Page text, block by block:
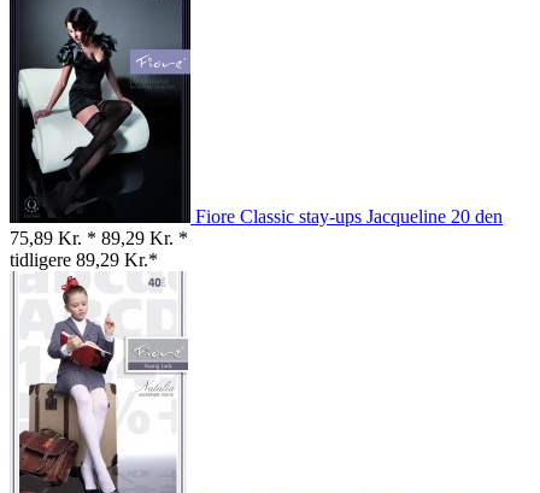
Fiore Classic stay-ups Jacqueline 20 den
75,89 Kr. * 89,29 Kr. *
tidligere 89,29 Kr.*